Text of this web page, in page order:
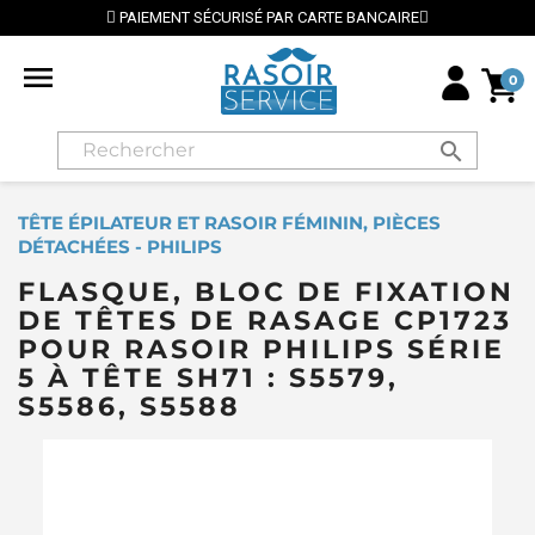
PAIEMENT SÉCURISÉ PAR CARTE BANCAIRE
 0
search
TÊTE ÉPILATEUR ET RASOIR FÉMININ, PIÈCES
DÉTACHÉES - PHILIPS
FLASQUE, BLOC DE FIXATION
DE TÊTES DE RASAGE CP1723
POUR RASOIR PHILIPS SÉRIE
5 À TÊTE SH71 : S5579,
S5586, S5588